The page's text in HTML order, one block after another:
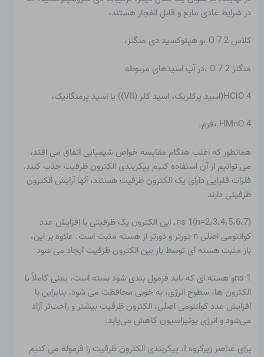
در شرایط عادی مایع و قابل انفجار هستند،
کلاس 2 O 7 ،و هپتوکسید دی منگنز،
منگنز 2 O 7 ،در آب اسیدهای مربوطه
HClO 4(اسید پرکلریک، اسید کلر (VII)) یا اسید پرمنگانیک،
HMnO 4 ،فرم.
همانطور که اغلب هنگام مقایسه خواص شیمیایی اتفاق می افتد،
می توانیم از آن استفاده کنیم پیکربندی الکترون ظرفیت جذب کنند.
فلزات قلیایی دارای یک الکترون ظرفیت هستند، آنها آرایش الکترون
ظرفیتی دارند
ns 1(n=2،3،4،5،6،7). این الکترون یک ظرفیتی با افزایش عدد
کوانتومی اصلی n دورتر و دورتر از هسته مثبت است. علاوه بر این،
بار مثبت هسته ای توسط بار بین الکترون ظرفیت ایجاد می شود
ns 1و هسته ای که باید فرمول بندی شود بسته است، یعنی کاملاً با
الکترون ها، سطوح انرژی، به خوبی محافظت می شود. بنابراین با
افزایش عدد کوانتومی اصلی، الکترون ظرفیت بیشتر و راحت‌تر آزاد
می‌شود و انرژی یونیزاسیون کاهش می‌یابد.
برای عناصر زیرگروه I، پیکربندی الکترون ظرفیت را فرموله می کنیم